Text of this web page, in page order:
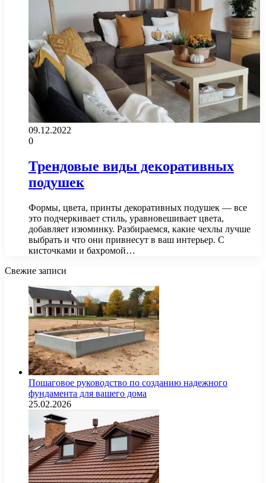
09.12.2022
0
Трендовые виды декоративных
подушек
Формы, цвета, принты декоративных подушек — все
это подчеркивает стиль, уравновешивает цвета,
добавляет изюминку. Разбираемся, какие чехлы лучше
выбрать и что они привнесут в ваш интерьер. С
кисточками и бахромой…
Свежие записи
Пошаговое руководство по созданию надежного
фундамента для вашего дома
25.02.2026